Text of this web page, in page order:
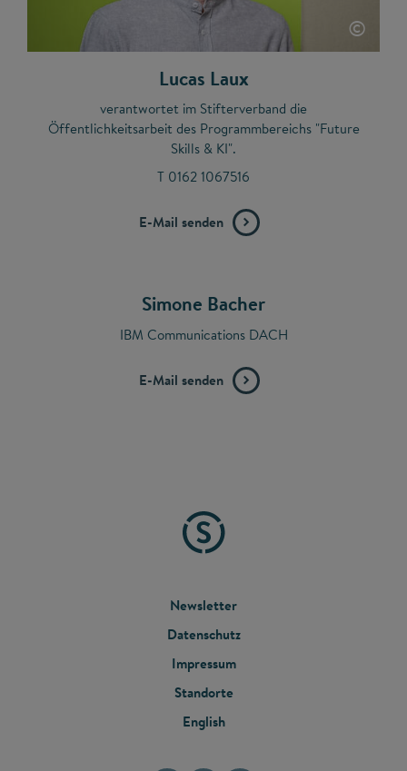
©
Lucas Laux
verantwortet im Stifterverband die
Öffentlichkeitsarbeit des Programmbereichs "Future
Skills & KI".
T 0162 1067516
E-Mail senden
Simone Bacher
IBM Communications DACH
E-Mail senden
FOOTER
MENU
Newsletter
Datenschutz
Impressum
Standorte
English